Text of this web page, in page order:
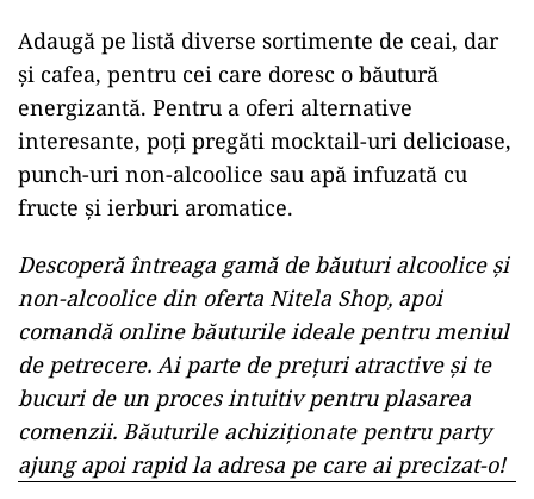
Adaugă pe listă diverse sortimente de ceai, dar
și cafea, pentru cei care doresc o băutură
energizantă. Pentru a oferi alternative
interesante, poți pregăti mocktail-uri delicioase,
punch-uri non-alcoolice sau apă infuzată cu
fructe și ierburi aromatice.
Descoperă întreaga gamă de băuturi alcoolice și
non-alcoolice din oferta Nitela Shop, apoi
comandă online băuturile ideale pentru meniul
de petrecere. Ai parte de prețuri atractive și te
bucuri de un proces intuitiv pentru plasarea
comenzii. Băuturile achiziționate pentru party
ajung apoi rapid la adresa pe care ai precizat-o!